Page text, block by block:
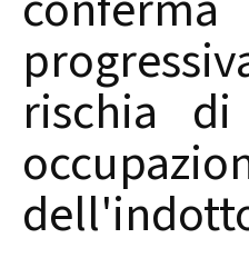
rischia